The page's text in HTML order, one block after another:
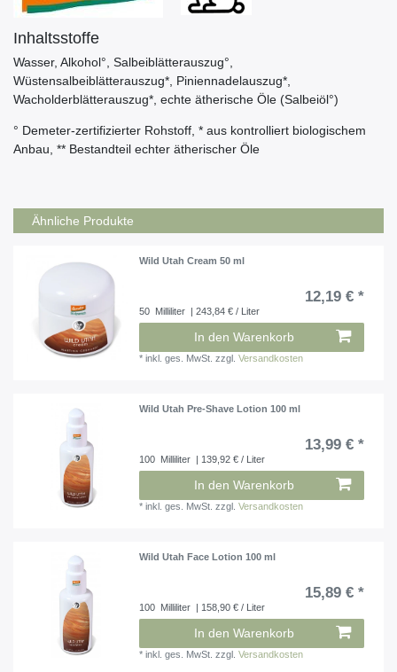
Inhaltsstoffe
Wasser, Alkohol°, Salbeiblätterauszug°,
Wüstensalbeiblätterauszug*, Piniennadelauszug*,
Wacholderblätterauszug*, echte ätherische Öle (Salbeiöl°)
° Demeter-zertifizierter Rohstoff, * aus kontrolliert biologischem
Anbau, ** Bestandteil echter ätherischer Öle
Ähnliche Produkte
Wild Utah Cream 50 ml
12,19 € *
50 Milliliter | 243,84 € / Liter
In den Warenkorb
*inkl. ges. MwSt. zzgl.Versandkosten
Wild Utah Pre-Shave Lotion 100 ml
13,99 € *
100 Milliliter | 139,92 € / Liter
In den Warenkorb
*inkl. ges. MwSt. zzgl.Versandkosten
Wild Utah Face Lotion 100 ml
15,89 € *
100 Milliliter | 158,90 € / Liter
In den Warenkorb
*inkl. ges. MwSt. zzgl.Versandkosten